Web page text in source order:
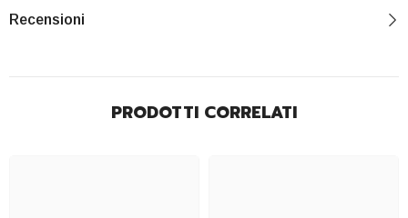
Recensioni
PRODOTTI CORRELATI